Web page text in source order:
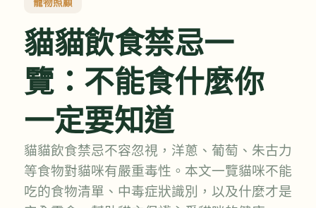
貓貓飲食禁忌一
覽：不能食什麼你
一定要知道
貓貓飲食禁忌不容忽視，洋蔥、葡萄、朱古力
等食物對貓咪有嚴重毒性。本文一覽貓咪不能
吃的食物清單、中毒症狀識別，以及什麼才是